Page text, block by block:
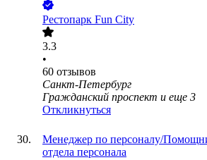
Рестопарк Fun City
3.3
•
60 отзывов
Санкт-Петербург
Гражданский проспект и еще 3
Откликнуться
Менеджер по персоналу/
отдела персонала